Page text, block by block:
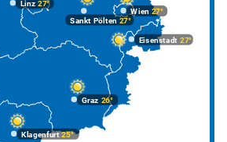
Graz 26°
Klagenfurt25°
Linz 27°
Wien 27°
Eisenstadt 27°
Sankt Pölten 27°